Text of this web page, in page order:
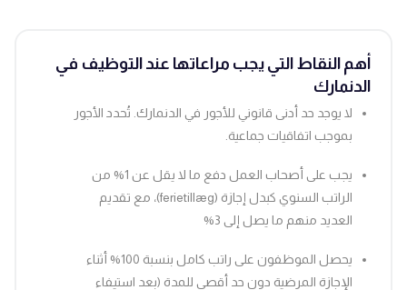
أهم النقاط التي يجب مراعاتها عند التوظيف في
الدنمارك
لا يوجد حد أدنى قانوني للأجور في الدنمارك. تُحدد الأجور
بموجب اتفاقيات جماعية.
يجب على أصحاب العمل دفع ما لا يقل عن 1% من
الراتب السنوي كبدل إجازة (ferietillæg)، مع تقديم
العديد منهم ما يصل إلى 3%
يحصل الموظفون على راتب كامل بنسبة 100% أثناء
الإجازة المرضية دون حد أقصى للمدة (بعد استيفاء